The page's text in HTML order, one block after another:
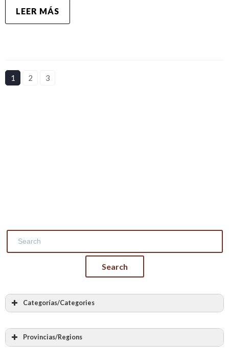
LEER MÁS
1 2 3
Categorías/Categories
Albañilería
Cantería
Provincias/Regions